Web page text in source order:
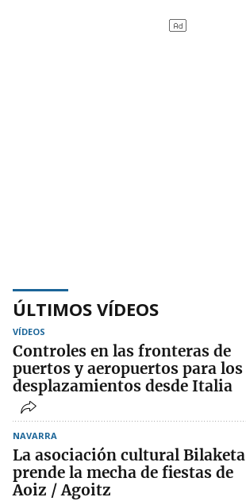
ÚLTIMOS VÍDEOS
VÍDEOS
Controles en las fronteras de
puertos y aeropuertos para los
desplazamientos desde Italia
NAVARRA
La asociación cultural Bilaketa
prende la mecha de fiestas de
Aoiz / Agoitz